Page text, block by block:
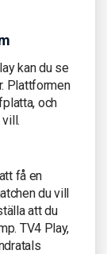
kan du se
Plattformen
och
få en
du vill
att du
TV4 Play,